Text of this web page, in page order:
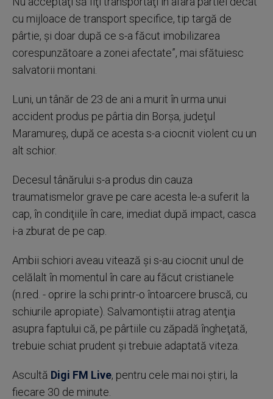
cu mijloace de transport specifice, tip targă de
pârtie, şi doar după ce s-a făcut imobilizarea
corespunzătoare a zonei afectate”, mai sfătuiesc
salvatorii montani.
Luni, un tânăr de 23 de ani a murit în urma unui
accident produs pe pârtia din Borşa, judeţul
Maramureş, după ce acesta s-a ciocnit violent cu un
alt schior.
Decesul tânărului s-a produs din cauza
traumatismelor grave pe care acesta le-a suferit la
cap, în condiţiile în care, imediat după impact, casca
i-a zburat de pe cap.
Ambii schiori aveau vitează şi s-au ciocnit unul de
celălalt în momentul în care au făcut cristianele
(n.red. - oprire la schi printr-o întoarcere bruscă, cu
schiurile apropiate). Salvamontiştii atrag atenţia
asupra faptului că, pe pârtiile cu zăpadă îngheţată,
trebuie schiat prudent şi trebuie adaptată viteza.
Ascultă Digi FM Live, pentru cele mai noi știri, la
fiecare 30 de minute.